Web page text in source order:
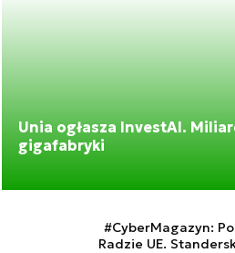
Unia ogłasza InvestAI.
gigafabryki
#CyberMagazyn:
Radzie UE.